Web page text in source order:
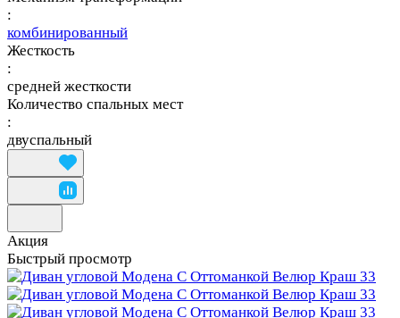
:
комбинированный
Жесткость
:
средней жесткости
Количество спальных мест
:
двуспальный
Акция
Быстрый просмотр